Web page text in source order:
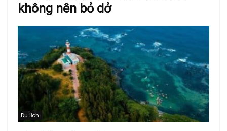
không nên bỏ dở
Du lịch